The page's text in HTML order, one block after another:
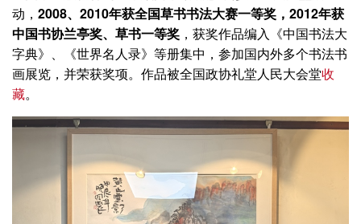
动， 2008、2010年获全国草书书法大赛一等奖，2012年获
中国书协兰亭奖、草书一等奖 ，获奖作品编入《中国书法大
字典》、《世界名人录》等册集中，参加国内外多个书法书
画展览，并荣获奖项。作品被全国政协礼堂人民大会堂收
藏。